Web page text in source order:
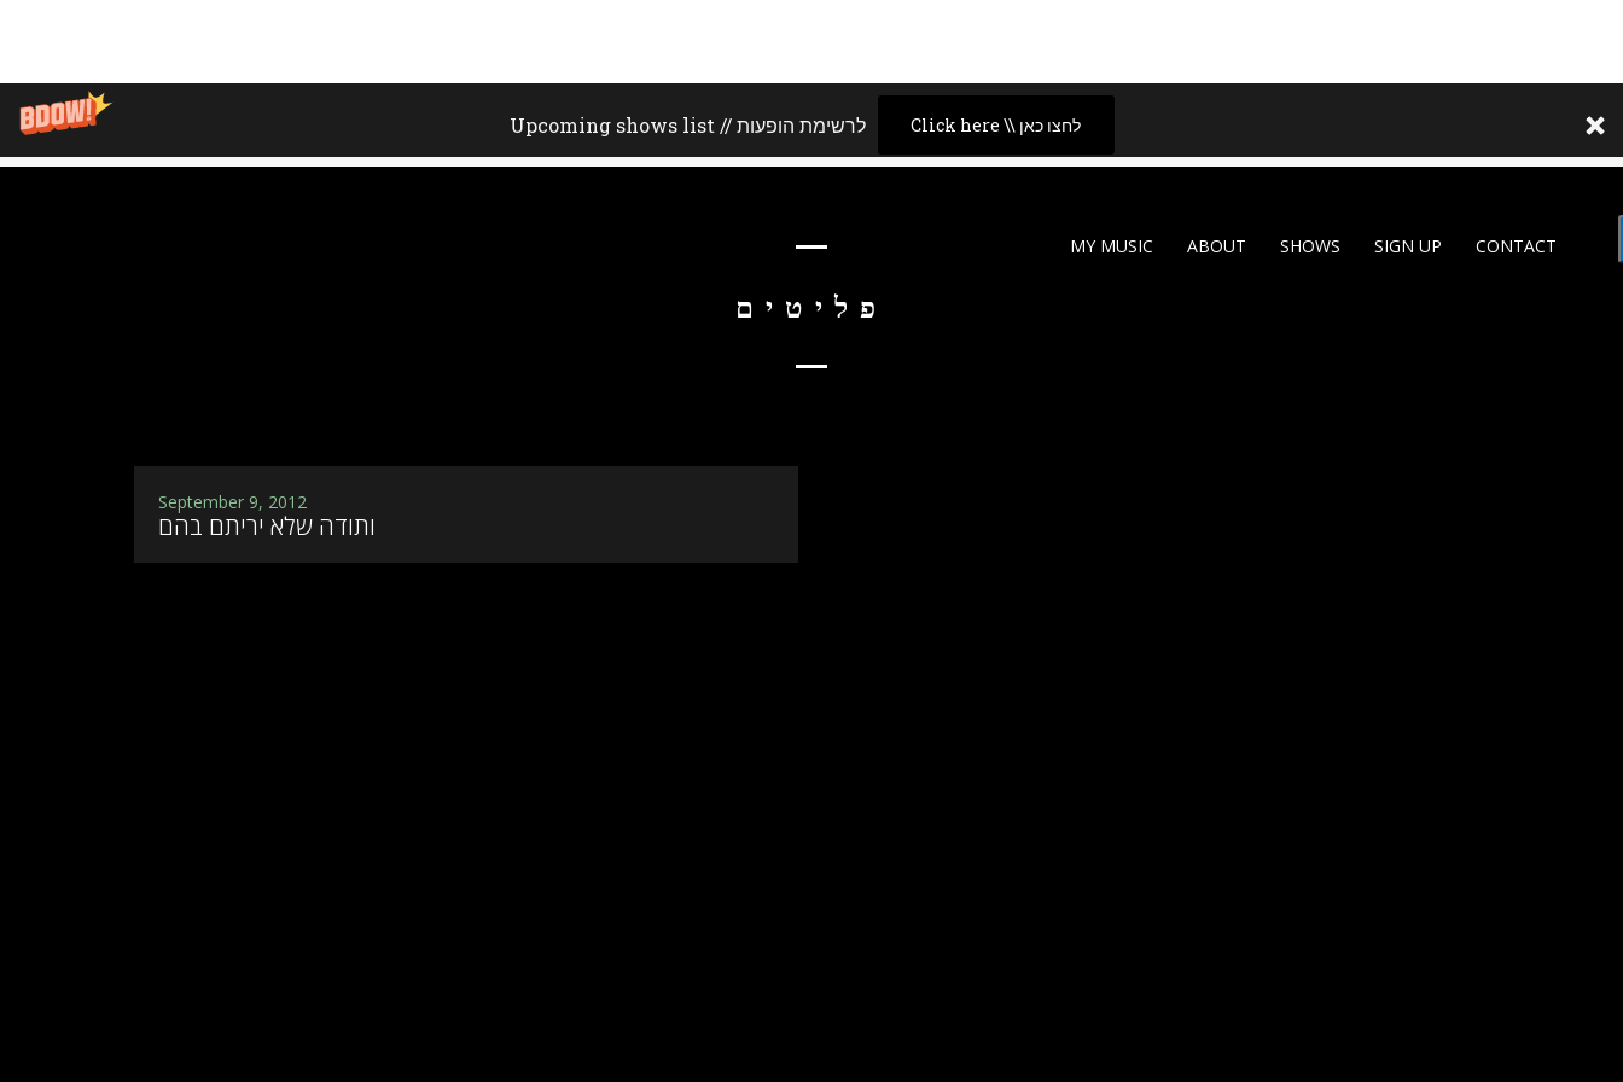
Upcoming shows list // לרשימת הופעות Click here \\ לחצו כאן
MY MUSIC ABOUT SHOWS SIGN UP CONTACT
Home»פליטים
פליטים
September 9, 2012
ותודה שלא יריתם בהם